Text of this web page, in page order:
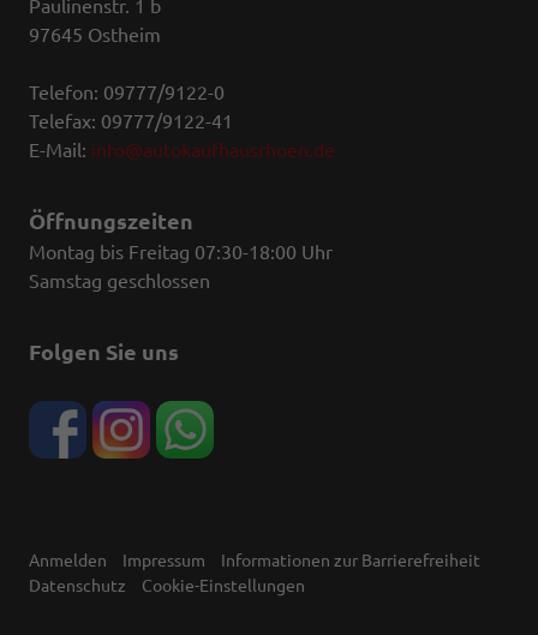
Paulinenstr. 1 b
97645 Ostheim
Telefon: 09777/9122-0
Telefax: 09777/9122-41
E-Mail: info@autokaufhausrhoen.de
Öffnungszeiten
Montag bis Freitag 07:30-18:00 Uhr
Samstag geschlossen
Folgen Sie uns
Anmelden Impressum
Informationen zur Barrierefreiheit
Datenschutz
Cookie-Einstellungen